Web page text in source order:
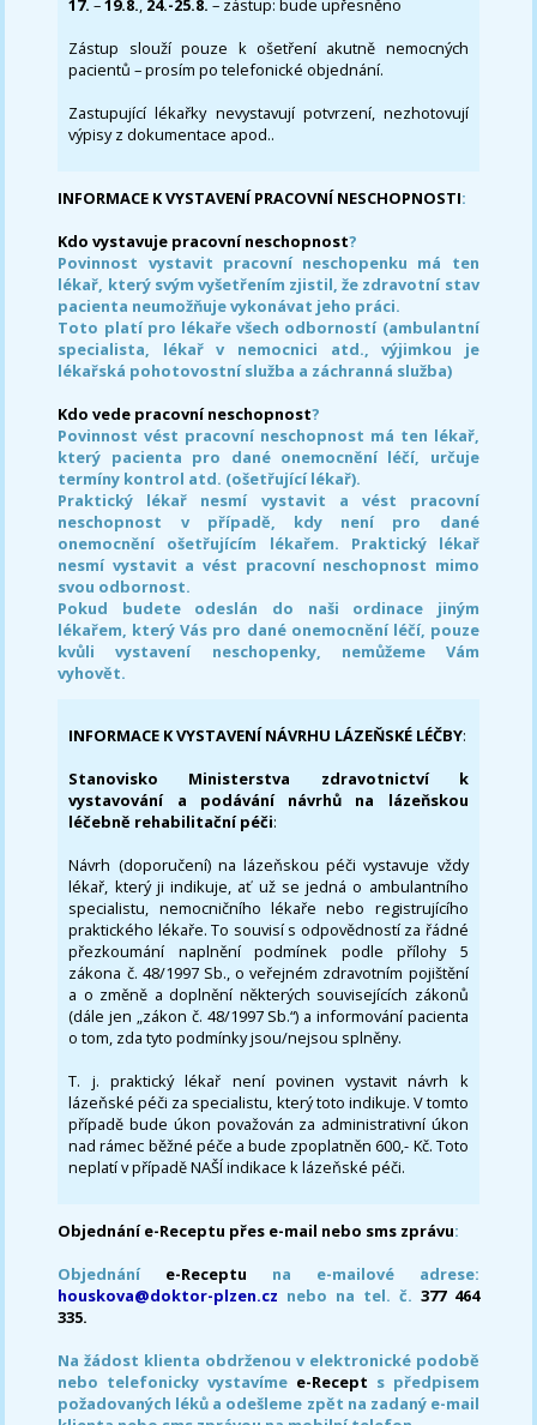
17. –19.8., 24.-25.8. – zástup: bude upřesněno
Zástup slouží pouze k ošetření akutně nemocných
pacientů – prosím po telefonické objednání.
Zastupující lékařky nevystavují potvrzení, nezhotovují
výpisy z dokumentace apod..
INFORMACE K VYSTAVENÍ PRACOVNÍ NESCHOPNOSTI:
Kdo vystavuje pracovní neschopnost?
Povinnost vystavit pracovní neschopenku má ten
lékař, který svým vyšetřením zjistil, že zdravotní stav
pacienta neumožňuje vykonávat jeho práci.
Toto platí pro lékaře všech odborností (ambulantní
specialista, lékař v nemocnici atd., výjimkou je
lékařská pohotovostní služba a záchranná služba)
Kdo vede pracovní neschopnost?
Povinnost vést pracovní neschopnost má ten lékař,
který pacienta pro dané onemocnění léčí, určuje
termíny kontrol atd. (ošetřující lékař).
Praktický lékař nesmí vystavit a vést pracovní
neschopnost v případě, kdy není pro dané
onemocnění ošetřujícím lékařem. Praktický lékař
nesmí vystavit a vést pracovní neschopnost mimo
svou odbornost.
Pokud budete odeslán do naši ordinace jiným
lékařem, který Vás pro dané onemocnění léčí, pouze
kvůli vystavení neschopenky, nemůžeme Vám
vyhovět.
INFORMACE K VYSTAVENÍ NÁVRHU LÁZEŇSKÉ LÉČBY:
Stanovisko Ministerstva zdravotnictví k
vystavování a podávání návrhů na lázeňskou
léčebně rehabilitační péči:
Návrh (doporučení) na lázeňskou péči vystavuje vždy
lékař, který ji indikuje, ať už se jedná o ambulantního
specialistu, nemocničního lékaře nebo registrujícího
praktického lékaře. To souvisí s odpovědností za řádné
přezkoumání naplnění podmínek podle přílohy 5
zákona č. 48/1997 Sb., o veřejném zdravotním pojištění
a o změně a doplnění některých souvisejících zákonů
(dále jen „zákon č. 48/1997 Sb.“) a informování pacienta
o tom, zda tyto podmínky jsou/nejsou splněny.
T. j. praktický lékař není povinen vystavit návrh k
lázeňské péči za specialistu, který toto indikuje. V tomto
případě bude úkon považován za administrativní úkon
nad rámec běžné péče a bude zpoplatněn 600,- Kč. Toto
neplatí v případě NAŠÍ indikace k lázeňské péči.
Objednání e-Receptu přes e-mail nebo sms zprávu:
Objednání e-Receptu na e-mailové adrese:
houskova@doktor-plzen.cz nebo na tel. č. 377 464
335.
Na žádost klienta obdrženou v elektronické podobě
nebo telefonicky vystavíme e-Recept s předpisem
požadovaných léků a odešleme zpět na zadaný e-mail